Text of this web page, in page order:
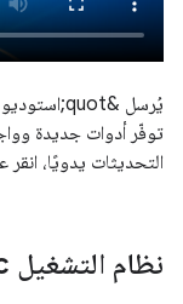
توفّر أدوات جديدة
التحديثات يدويًا، انقر
نظام التشغيل Mac